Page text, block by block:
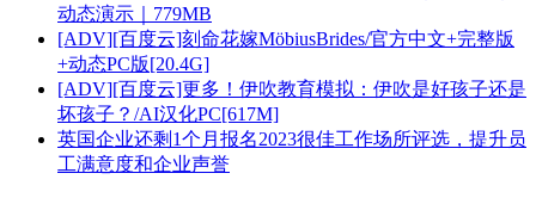
动态演示｜779MB
[ADV][百度云]刻命花嫁MöbiusBrides/官方中文+完整版
+动态PC版[20.4G]
[ADV][百度云]更多！伊吹教育模拟：伊吹是好孩子还是
坏孩子？/AI汉化PC[617M]
英国企业还剩1个月报名2023很佳工作场所评选，提升员
工满意度和企业声誉